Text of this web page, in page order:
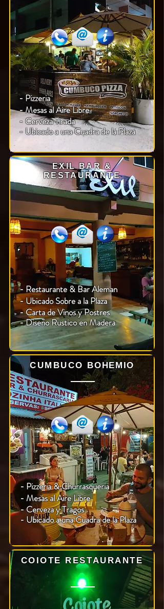
- Pizzeria
- Mesas al Aire Libre
- Cerveza Tirada
- Ubicado a una Cuadra de la Plaza
EXIL BAR &
RESTAURANTE
- Restaurante & Bar Aleman
- Ubicado Sobre a la Plaza
-Carta de Vinos y Postres
- Diseño Rustico en Madera
CUMBUCO BOHEMIO
- Pizzeria & Churrasqueria
- Mesas al Aire Libre
-Cervezay Tragos
- Ubicado a una Cuadra de la Plaza
COIOTE RESTAURANTE